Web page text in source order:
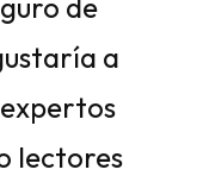
de
a
lectores